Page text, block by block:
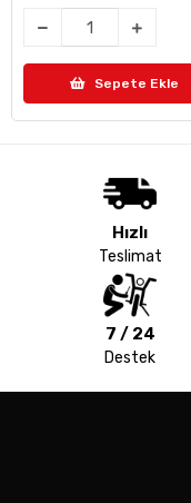
Sepete Ekle
Hızlı
Teslimat
7 / 24
Destek